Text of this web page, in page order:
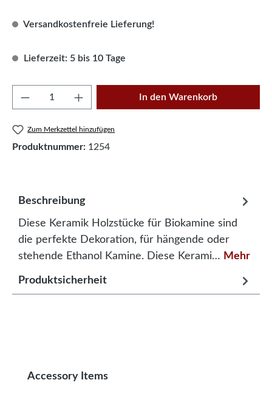
Versandkostenfreie Lieferung!
Lieferzeit: 5 bis 10 Tage
Produkt Anzahl: Gib den gewünschten
In den Warenkorb
Zum Merkzettel hinzufügen
Produktnummer: 1254
Beschreibung
Diese Keramik Holzstücke für Biokamine sind
die perfekte Dekoration, für hängende oder
stehende Ethanol Kamine. Diese Kerami… Mehr
Produktsicherheit
Produktgalerie überspringen
Accessory Items